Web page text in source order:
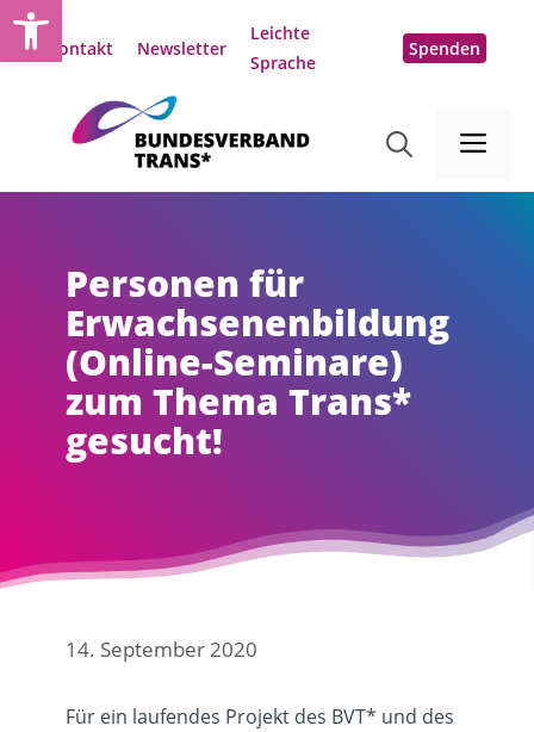
Zum
Inhalt
Kontakt Newsletter
Leichte
Sprache
Spenden
Personen für
Erwachsenenbildung
(Online-Seminare)
zum Thema Trans*
gesucht!
14. September 2020
Für ein laufendes Projekt des BVT* und des